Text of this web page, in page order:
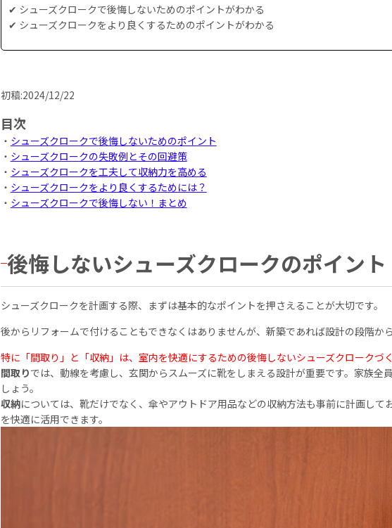
✔︎ シューズクロークで後悔しないためのポイントがわかる
✔︎ シューズクロークをより良くするためのポイントがわかる
初稿:2024/12/22
目次
・ シューズクロークで後悔しないためのポイント
・ シューズクロークの失敗例とその回避策
・ シューズクロークを工夫して収納力を高める
・ シューズクロークをより良くするためには？
・ シューズクロークで後悔しない！まとめ
後悔しないシューズクロークのポイント
シューズクロークを計画する際、まずは基本的なポイントを押さえることが大切です。
後からリフォームで付けることもできなくはありませんが、新築であれば設計の段階か
特に「間取り」と「収納」は、室内を快適にするための後悔しないシューズクロークづ
間取りでは、動線を考慮し、玄関からスムーズに靴をしまえる設計が重要です。家族全
しょう。
収納については、靴だけでなく、傘やアウトドア用品などの収納方法も事前に計画して
を快適に活用できます。